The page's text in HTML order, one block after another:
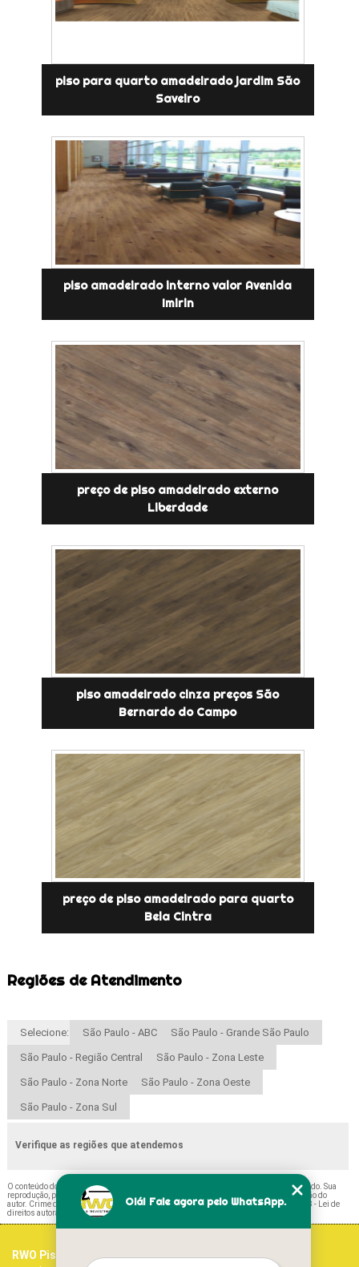
piso para quarto amadeirado jardim São
Saveiro
piso amadeirado interno valor Avenida
Imirin
preço de piso amadeirado externo
Liberdade
piso amadeirado cinza preços São
Bernardo do Campo
preço de piso amadeirado para quarto
Bela Cintra
Regiões de Atendimento
Selecione: São Paulo - ABC São Paulo - Grande São Paulo
São Paulo - Região Central São Paulo - Zona Leste
São Paulo - Zona Norte São Paulo - Zona Oeste
São Paulo - Zona Sul
Verifique as regiões que atendemos
O conteúdo do texto " Piso Amadeirado Claro Valor Ibirapuera
" é de direito reservado. Sua
reprodução, parcial ou total, mesmo citando nossos links, é proibida sem a autorização do
autor. Crime de violação de direito autoral – artigo 184 do Código Penal –Lei 9610/98 - Lei de
direitos autorais
RWO Pisos Vinílicos Home
Olá! Fale agora pelo WhatsApp.